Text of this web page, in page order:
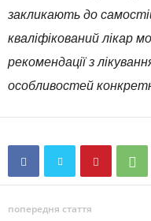
закликають до
кваліфікований лікар
рекомендації з
особливостей
попередня стаття